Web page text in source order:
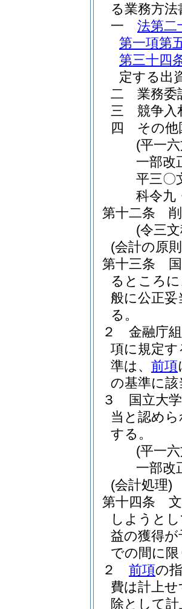
る業務方
一
法第二
第一項第
第三十四
定する出
二
業務委
三
競争入
四
その
(平一
一部改
平三〇
科令九
第十二条
(令三
(会計の原
第十三条
るところ
般に公正
る。
２
金融庁
項に規定
準は、 前項
の基準に
３
国立大
当と認め
する。
(平一
一部改
(会計処理)
第十四条
しようと
益の獲得
での間に
２
前項の
費は計上
除として